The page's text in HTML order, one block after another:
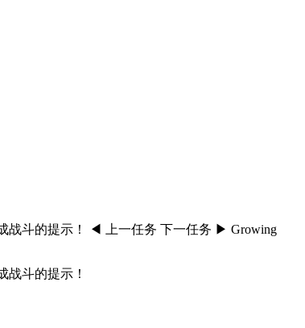
战斗的提示！ ◀ 上一任务 下一任务 ▶ Growing
战斗的提示！